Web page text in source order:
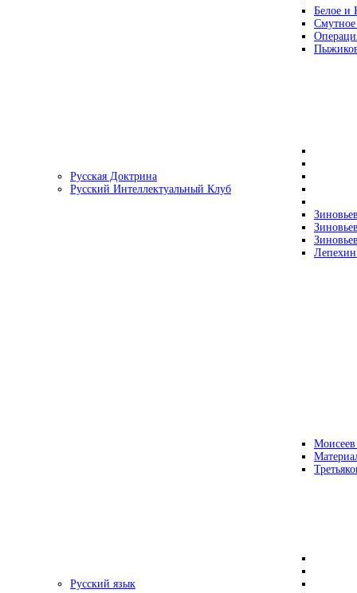
Белое и
Русская Доктрина
Русский Интеллектуальный Клуб
Русский язык